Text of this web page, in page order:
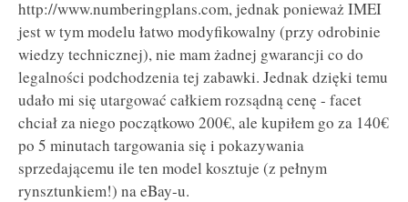
http://www.numberingplans.com, jednak ponieważ IMEI
jest w tym modelu łatwo modyfikowalny (przy odrobinie
wiedzy technicznej), nie mam żadnej gwarancji co do
legalności podchodzenia tej zabawki. Jednak dzięki temu
udało mi się utargować całkiem rozsądną cenę - facet
chciał za niego początkowo 200€, ale kupiłem go za 140€
po 5 minutach targowania się i pokazywania
sprzedającemu ile ten model kosztuje (z pełnym
rynsztunkiem!) na eBay-u.